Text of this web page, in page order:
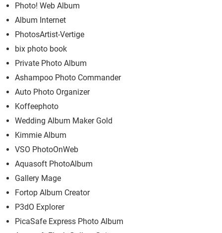
Photo! Web Album
Album Internet
PhotosArtist-Vertige
bix photo book
Private Photo Album
Ashampoo Photo Commander
Auto Photo Organizer
Koffeephoto
Wedding Album Maker Gold
Kimmie Album
VSO PhotoOnWeb
Aquasoft PhotoAlbum
Gallery Mage
Fortop Album Creator
P3dO Explorer
PicaSafe Express Photo Album